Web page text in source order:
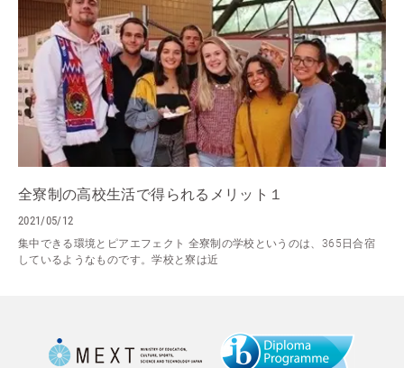
全寮制の高校生活で得られるメリット１
2021/05/12
集中できる環境とピアエフェクト 全寮制の学校というのは、365日合宿
しているようなものです。学校と寮は近